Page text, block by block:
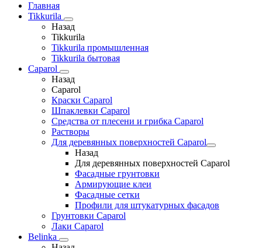
Главная
Tikkurila
Назад
Tikkurila
Tikkurila промышленная
Tikkurila бытовая
Caparol
Назад
Caparol
Краски Caparol
Шпаклевки Caparol
Средства от плесени и грибка Caparol
Растворы
Для деревянных поверхностей Caparol
Назад
Для деревянных поверхностей Caparol
Фасадные грунтовки
Армирующие клеи
Фасадные сетки
Профили для штукатурных фасадов
Грунтовки Caparol
Лаки Caparol
Belinka